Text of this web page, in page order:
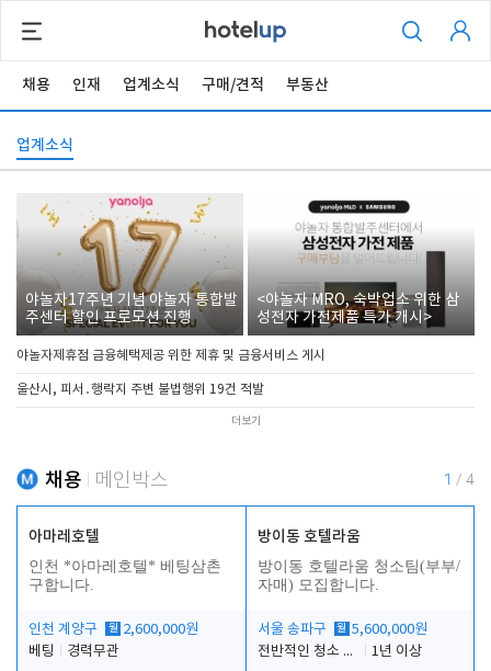
채용 인재 업계소식 구매/견적 부동산
업계소식
야놀자17주년 기념 야놀자 통합발
주센터 할인 프로모션 진행
<야놀자 MRO, 숙박업소 위한 삼
성전자 가전제품 특가 개시>
야놀자제휴점 금융혜택제공 위한 제휴 및 금융서비스 게시
울산시, 피서․행락지 주변 불법행위 19건 적발
더보기
채용 메인박스 1 / 4
아마레호텔
인천 *아마레호텔* 베팅삼촌
구합니다.
인천 계양구 월 2,600,000원
베팅
경력무관
방이동 호텔라움
방이동 호텔라움 청소팀(부부/
자매) 모집합니다.
서울 송파구 월 5,600,000원
전반적인 청소 업무(객실청소.객실정리)
1년 이상